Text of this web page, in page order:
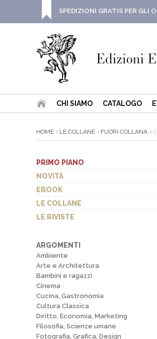
SPEDIZIONI GRATIS PER GLI
CHI SIAMO CATALOGO
HOME LE COLLANE FUORI COLLANA
PRIMO PIANO
NOVITÀ
EBOOK
LE COLLANE
LE RIVISTE
ARGOMENTI
Ambiente
Arte e Architettura
Bambini e ragazzi
Cinema
Cucina, Gastronomia
Cultura Classica
Diritto, Economia, Marketing
Filosofia, Scienze umane
Fotografia, Grafica, Design